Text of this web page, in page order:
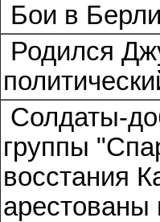
Бои в
Родился
Солдаты-
группы
восстания
арестованы